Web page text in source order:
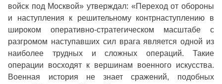
войск под Москвой» утверждал: «Переход от обороны
и наступления к решительному контрнаступлению в
широком оперативно-стратегическом масштабе с
разгромом наступавших сил врага является одной из
наиболее трудных и сложных операций. Такие
операции восходят к вершинам военного искусства.
Военная история не знает сражений, подобных